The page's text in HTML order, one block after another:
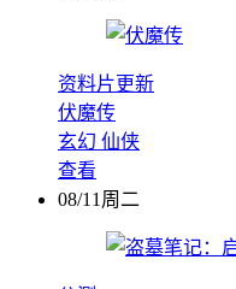
资料片更新
伏魔传
玄幻 仙侠
查看
08/11周二